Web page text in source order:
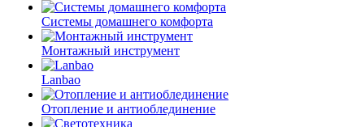
Системы домашнего комфорта
Монтажный инструмент
Lanbao
Отопление и антиоблединение